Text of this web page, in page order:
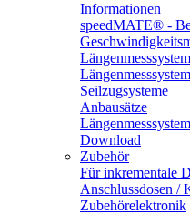
Informationen
speedMATE® -
Seilzugsysteme
Anbausätze
Download
Zubehör
Für inkrementale
Anschlussdosen /
Zubehörelektronik